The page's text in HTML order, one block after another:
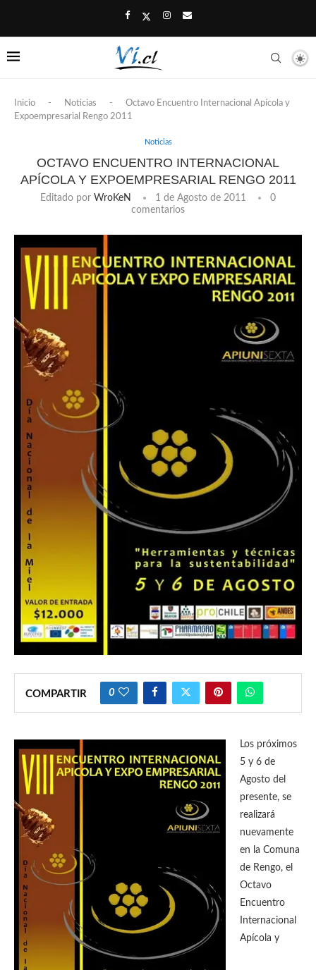
Inicio - Noticias -
Octavo Encuentro Internacional Apícola y
Expoempresarial Rengo 2011
Noticias
OCTAVO ENCUENTRO INTERNACIONAL
APÍCOLA Y EXPOEMPRESARIAL RENGO 2011
Editado por WroKeN 1 de Agosto de 2011
0
comentarios
COMPARTIR 0
Los próximos
5 y 6 de
Agosto del
presente, se
realizará
nuevamente
en la Comuna
de Rengo, el
Octavo
Encuentro
Internacional
Apícola y